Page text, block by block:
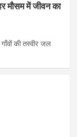
मौसम में जीवन का
की तस्वीर जल